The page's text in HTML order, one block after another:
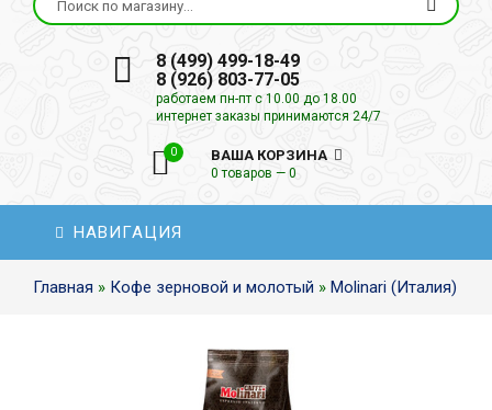
8 (499) 499-18-49
8 (926) 803-77-05
работаем пн-пт с 10.00 до 18.00
интернет заказы принимаются 24/7
0 ВАША КОРЗИНА
0 товаров — 0
НАВИГАЦИЯ
Главная » Кофе зерновой и молотый » Molinari (Италия)